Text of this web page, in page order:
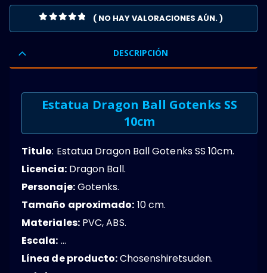
( NO HAY VALORACIONES AÚN. )
DESCRIPCIÓN
Estatua Dragon Ball Gotenks SS
10cm
Titulo: Estatua Dragon Ball Gotenks SS 10cm.
Licencia:Dragon Ball.
Personaje:Gotenks.
Tamaño aproximado: 10 cm.
Materiales:PVC, ABS.
Escala: …
Línea de producto:Chosenshiretsuden.